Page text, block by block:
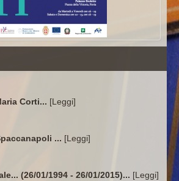
Corti... [Leggi]
... [Leggi]
(26/01/1994 - 26/01/2015)... [Leggi]